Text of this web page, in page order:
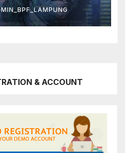
& ACCOUNT